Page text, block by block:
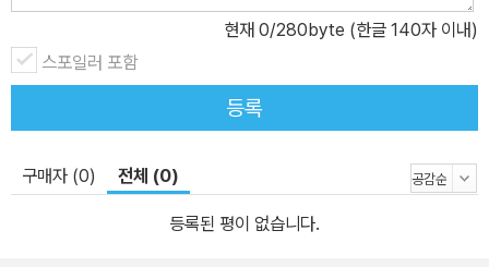
현재 0/280byte (한글 140자 이내)
스포일러 포함
등록
구매자 (0) 전체 (0)
등록된 평이 없습니다.